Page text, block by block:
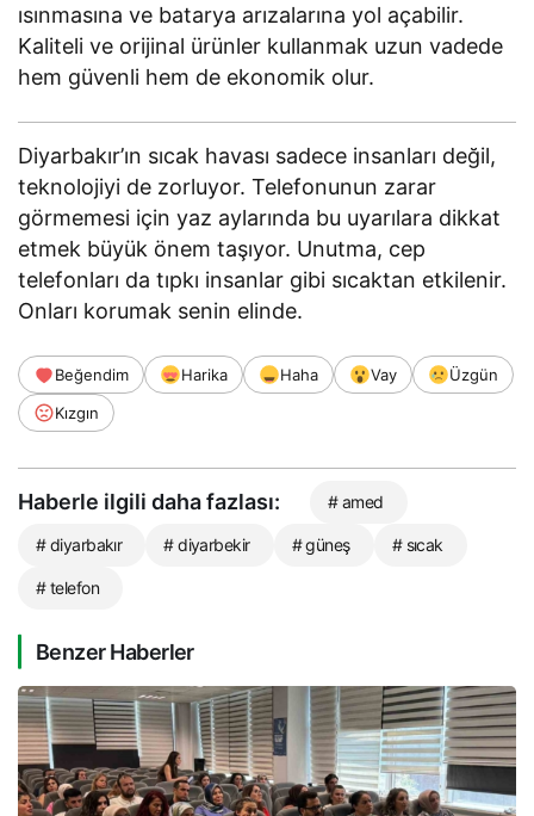
ısınmasına ve batarya arızalarına yol açabilir.
Kaliteli ve orijinal ürünler kullanmak uzun vadede
hem güvenli hem de ekonomik olur.
Diyarbakır’ın sıcak havası sadece insanları değil,
teknolojiyi de zorluyor. Telefonunun zarar
görmemesi için yaz aylarında bu uyarılara dikkat
etmek büyük önem taşıyor. Unutma, cep
telefonları da tıpkı insanlar gibi sıcaktan etkilenir.
Onları korumak senin elinde.
Beğendim Harika Haha Vay
Üzgün
Kızgın
Haberle ilgili daha fazlası: # amed
# diyarbakır # diyarbekir # güneş # sıcak
# telefon
Benzer Haberler